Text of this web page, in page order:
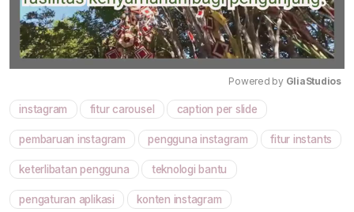
Powered by GliaStudios
instagram fitur carousel caption per slide
pembaruan instagram pengguna instagram fitur instants
keterlibatan pengguna teknologi bantu
pengaturan aplikasi konten instagram